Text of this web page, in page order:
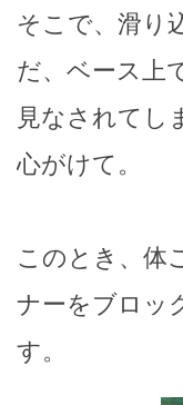
そこで、滑り
だ、ベース上
見なされてし
心がけて。
このとき、体
ナーをブロッ
す。